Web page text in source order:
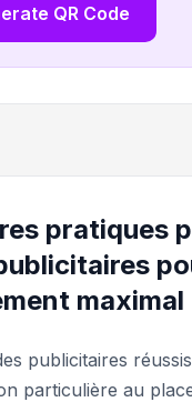
QR Code
pratiques
maximal
publicitaires
particulière au